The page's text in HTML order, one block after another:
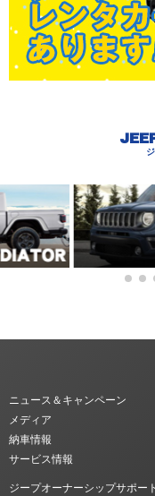
ニュース＆キャンペーン
メディア
納車情報
サービス情報
ジープオーナーシップサポー